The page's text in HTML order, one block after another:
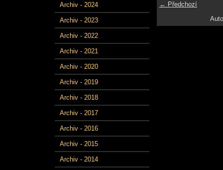
Archiv - 2024
Archiv - 2023
Archiv - 2022
Archiv - 2021
Archiv - 2020
Archiv - 2019
Archiv - 2018
Archiv - 2017
Archiv - 2016
Archiv - 2015
Archiv - 2014
← Předchozí